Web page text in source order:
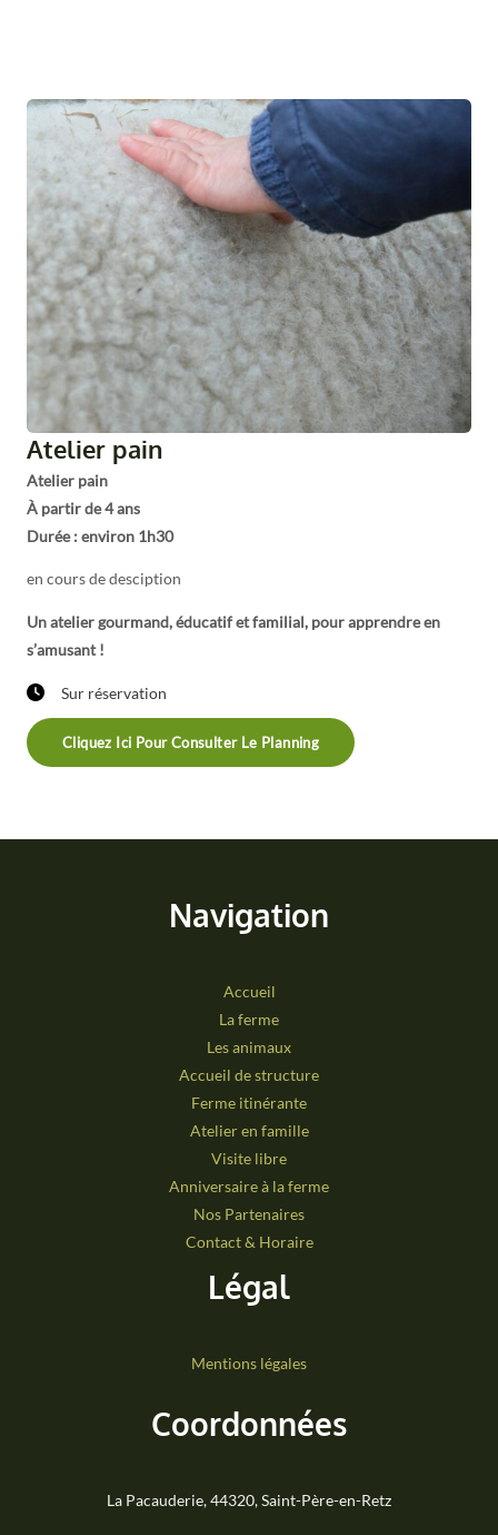
Atelier pain
Atelier pain
À partir de 4 ans
Durée : environ 1h30
en cours de desciption
Un atelier gourmand, éducatif et familial, pour apprendre en
s’amusant !
Sur réservation
Cliquez Ici Pour Consulter Le Planning
Navigation
Accueil
La ferme
Les animaux
Accueil de structure
Ferme itinérante
Atelier en famille
Visite libre
Anniversaire à la ferme
Nos Partenaires
Contact & Horaire
Légal
Mentions légales
Coordonnées
La Pacauderie, 44320, Saint-Père-en-Retz